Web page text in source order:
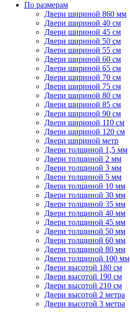
По размерам
Двери шириной 860 мм
Двери шириной 40 см
Двери шириной 45 см
Двери шириной 50 см
Двери шириной 55 см
Двери шириной 60 см
Двери шириной 65 см
Двери шириной 70 см
Двери шириной 75 см
Двери шириной 80 см
Двери шириной 85 см
Двери шириной 90 см
Двери шириной 110 см
Двери шириной 120 см
Двери шириной метр
Двери толщиной 1,5 мм
Двери толщиной 2 мм
Двери толщиной 3 мм
Двери толщиной 5 мм
Двери толщиной 10 мм
Двери толщиной 30 мм
Двери толщиной 35 мм
Двери толщиной 40 мм
Двери толщиной 45 мм
Двери толщиной 50 мм
Двери толщиной 60 мм
Двери толщиной 80 мм
Двери толщиной 100 мм
Двери высотой 180 см
Двери высотой 190 см
Двери высотой 210 см
Двери высотой 2 метра
Двери высотой 3 метра